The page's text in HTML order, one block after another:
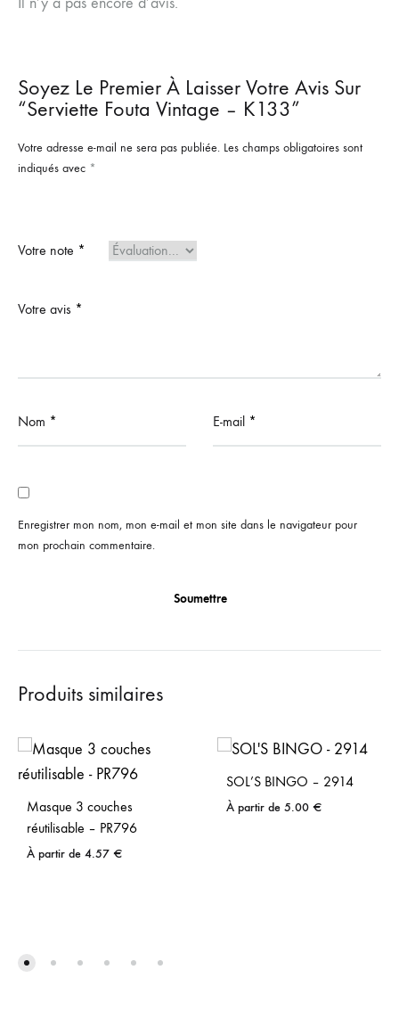
Soyez Le Premier À Laisser Votre Avis Sur
“Serviette Fouta Vintage – K133”
Votre adresse e-mail ne sera pas publiée. Les champs obligatoires sont
indiqués avec *
Votre note *
Votre avis *
Nom * E-mail *
Enregistrer mon nom, mon e-mail et mon site dans le navigateur pour
mon prochain commentaire.
Produits similaires
Masque 3 couches
réutilisable – PR796
À partir de 4.57 €
SOL’S BINGO – 2914
À partir de 5.00 €